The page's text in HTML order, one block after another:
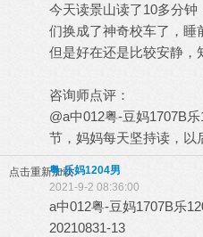
今天读景山读了10多分
们换成了神奇校车了，睡
但是好在还是比较安静，
咨询师点评：
@a中012粤-豆妈1707B
节，妈妈每天坚持读，以
点击重新加载粤-乐妈1204男
2021-9-2 08:36:00
a中012粤-豆妈1707B乐
20210831-13